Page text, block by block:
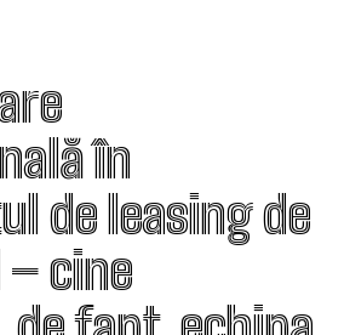
în
de leasing de
cine